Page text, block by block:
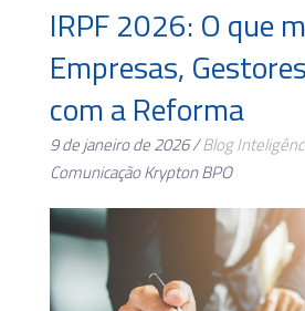
IRPF 2026: O que
Empresas,
com a Reforma
9 de janeiro de 2026 /Blog
Comunicação Krypton BPO